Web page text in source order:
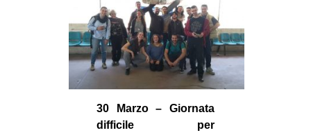
30 Marzo – Giornata
difficile per